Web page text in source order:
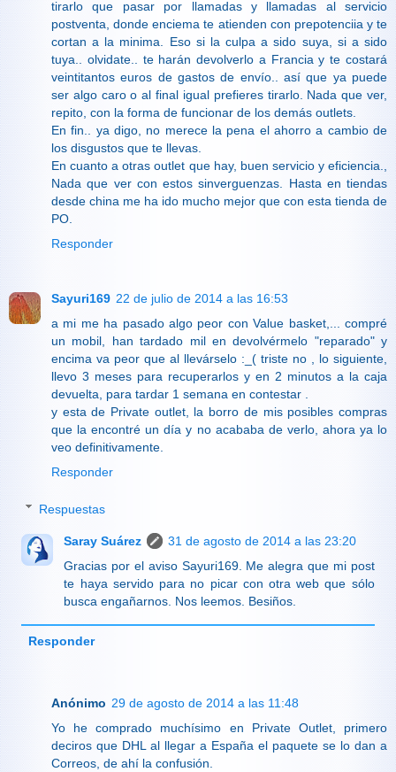
tirarlo que pasar por llamadas y llamadas al servicio
postventa, donde enciema te atienden con prepotenciia y te
cortan a la minima. Eso si la culpa a sido suya, si a sido
tuya.. olvidate.. te harán devolverlo a Francia y te costará
veintitantos euros de gastos de envío.. así que ya puede
ser algo caro o al final igual prefieres tirarlo. Nada que ver,
repito, con la forma de funcionar de los demás outlets.
En fin.. ya digo, no merece la pena el ahorro a cambio de
los disgustos que te llevas.
En cuanto a otras outlet que hay, buen servicio y eficiencia.,
Nada que ver con estos sinverguenzas. Hasta en tiendas
desde china me ha ido mucho mejor que con esta tienda de
PO.
Responder
Sayuri169 22 de julio de 2014 a las 16:53
a mi me ha pasado algo peor con Value basket,... compré
un mobil, han tardado mil en devolvérmelo "reparado" y
encima va peor que al llevárselo :_( triste no , lo siguiente,
llevo 3 meses para recuperarlos y en 2 minutos a la caja
devuelta, para tardar 1 semana en contestar .
y esta de Private outlet, la borro de mis posibles compras
que la encontré un día y no acababa de verlo, ahora ya lo
veo definitivamente.
Responder
Respuestas
Saray Suárez
31 de agosto de 2014 a las 23:20
Gracias por el aviso Sayuri169. Me alegra que mi post
te haya servido para no picar con otra web que sólo
busca engañarnos. Nos leemos. Besiños.
Responder
Anónimo 29 de agosto de 2014 a las 11:48
Yo he comprado muchísimo en Private Outlet, primero
deciros que DHL al llegar a España el paquete se lo dan a
Correos, de ahí la confusión.